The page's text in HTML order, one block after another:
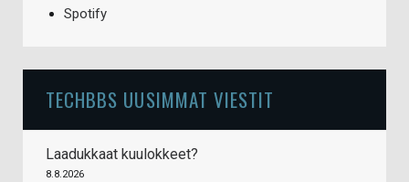
Spotify
TECHBBS UUSIMMAT VIESTIT
Laadukkaat kuulokkeet?
8.8.2026